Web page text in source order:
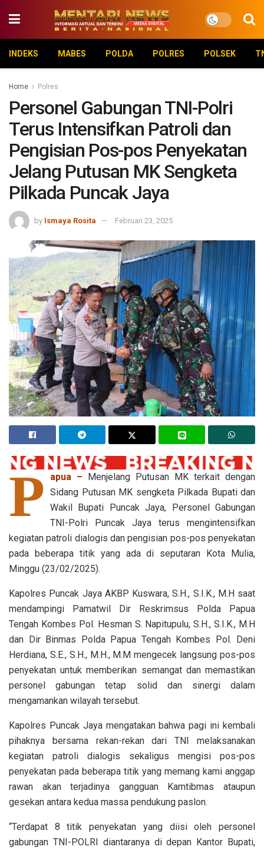
INDEKS MABES POLDA POLRES POLSEK
Home Polres
Personel Gabungan TNI-Polri
Terus Intensifkan Patroli dan
Pengisian Pos-pos Penyekatan
Jelang Putusan MK Sengketa
Pilkada Puncak Jaya
by Ismaya Rosita Februari 23, 2025
P apua – Menjelang Putusan MK terkait dengan
Sidang Putusan MK sengketa Pilkada Bupati dan
Wakil Bupati Puncak Jaya, Personel Gabungan
TNI-Polri Puncak Jaya terus mengintensifkan
kegiatan patroli dialogis dan pengisian pos-pos penyekatan
pada beberapa titik yang ada di seputaran Kota Mulia,
Minggu (23/02/2025).
Kapolres Puncak Jaya AKBP Kuswara, S.H., S.I.K., M.H saat
mendampingi Pamatwil Dir Reskrimsus Polda Papua
Tengah Kombes Pol. Hesman S. Napitupulu, S.H., S.I.K., M.H
dan Dir Binmas Polda Papua Tengah Kombes Pol. Deni
Herdiana, S.E., S.H., M.H., M.M mengecek langsung pos-pos
penyekatan untuk memberikan semangat dan memastikan
personel gabungan tetap solid dan sinergi dalam
mengamankan wilayah tersebut.
Kapolres Puncak Jaya mengatakan bahwa pagi ini kembali
pihaknya bersama rekan-rekan dari TNI melaksanakan
kegiatan patroli dialogis sekaligus mengisi pos-pos
penyekatan pada beberapa titik yang memang kami anggap
rawan akan terjadinya gangguan Kamtibmas ataupun
gesekan antara kedua massa pendukung paslon.
“Terdapat 8 titik penyekatan yang diisi oleh personel
gabungan TNI-POLRI diantaranya di depan Kantor Bupati,